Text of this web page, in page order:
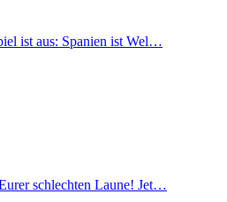
ist aus: Spanien ist Wel…
schlechten Laune! Jet…